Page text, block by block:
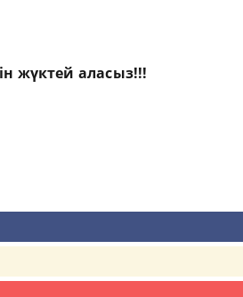
жүктей аласыз!!!